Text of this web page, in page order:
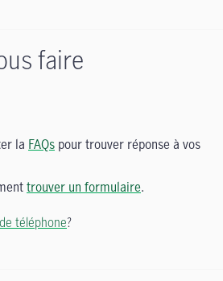
faire
la FAQs pour trouver réponse à vos
trouver un formulaire.
téléphone?